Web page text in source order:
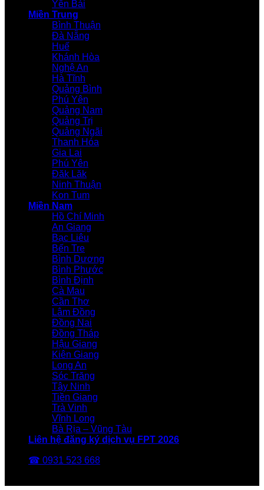
Yên Bái
Miền Trung
Bình Thuận
Đà Nẵng
Huế
Khánh Hòa
Nghệ An
Hà Tĩnh
Quảng Bình
Phú Yên
Quảng Nam
Quảng Trị
Quảng Ngãi
Thanh Hóa
Gia Lai
Phú Yên
Đăk Lăk
Ninh Thuận
Kon Tum
Miền Nam
Hồ Chí Minh
An Giang
Bạc Liêu
Bến Tre
Bình Dương
Bình Phước
Bình Định
Cà Mau
Cần Thơ
Lâm Đồng
Đồng Nai
Đồng Tháp
Hậu Giang
Kiên Giang
Long An
Sóc Trăng
Tây Ninh
Tiền Giang
Trà Vinh
Vĩnh Long
Bà Rịa – Vũng Tàu
Liên hệ đăng ký dịch vụ FPT 2026
☎ 0931 523 668